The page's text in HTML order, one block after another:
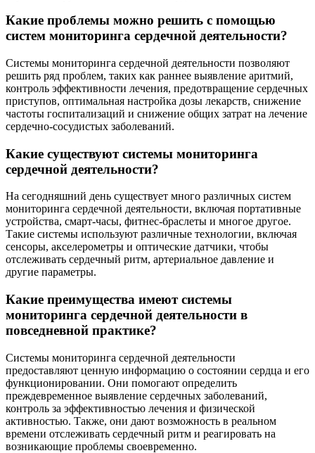
Какие проблемы можно решить с помощью
систем мониторинга сердечной деятельности?
Системы мониторинга сердечной деятельности позволяют
решить ряд проблем, таких как раннее выявление аритмий,
контроль эффективности лечения, предотвращение сердечных
приступов, оптимальная настройка дозы лекарств, снижение
частоты госпитализаций и снижение общих затрат на лечение
сердечно-сосудистых заболеваний.
Какие существуют системы мониторинга
сердечной деятельности?
На сегодняшний день существует много различных систем
мониторинга сердечной деятельности, включая портативные
устройства, смарт-часы, фитнес-браслеты и многое другое.
Такие системы используют различные технологии, включая
сенсоры, акселерометры и оптические датчики, чтобы
отслеживать сердечный ритм, артериальное давление и
другие параметры.
Какие преимущества имеют системы
мониторинга сердечной деятельности в
повседневной практике?
Системы мониторинга сердечной деятельности
предоставляют ценную информацию о состоянии сердца и его
функционировании. Они помогают определить
преждевременное выявление сердечных заболеваний,
контроль за эффективностью лечения и физической
активностью. Также, они дают возможность в реальном
времени отслеживать сердечный ритм и реагировать на
возникающие проблемы своевременно.